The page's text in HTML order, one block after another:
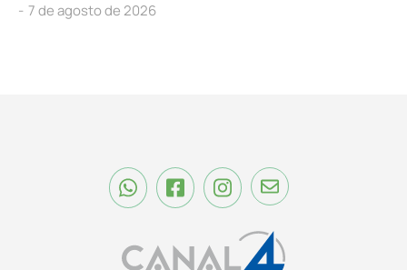
7 de agosto de 2026